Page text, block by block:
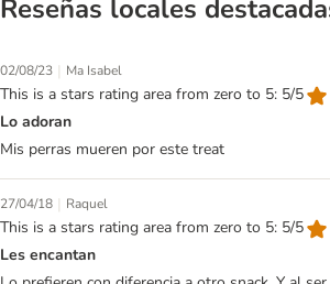
Reseñas locales
02/08/23 | Ma Isabel
This is a stars rating area from zero to 5: 5/5
Lo adoran
Mis perras mueren por este treat
27/04/18 | Raquel
This is a stars rating area from zero to 5: 5/5
Les encantan